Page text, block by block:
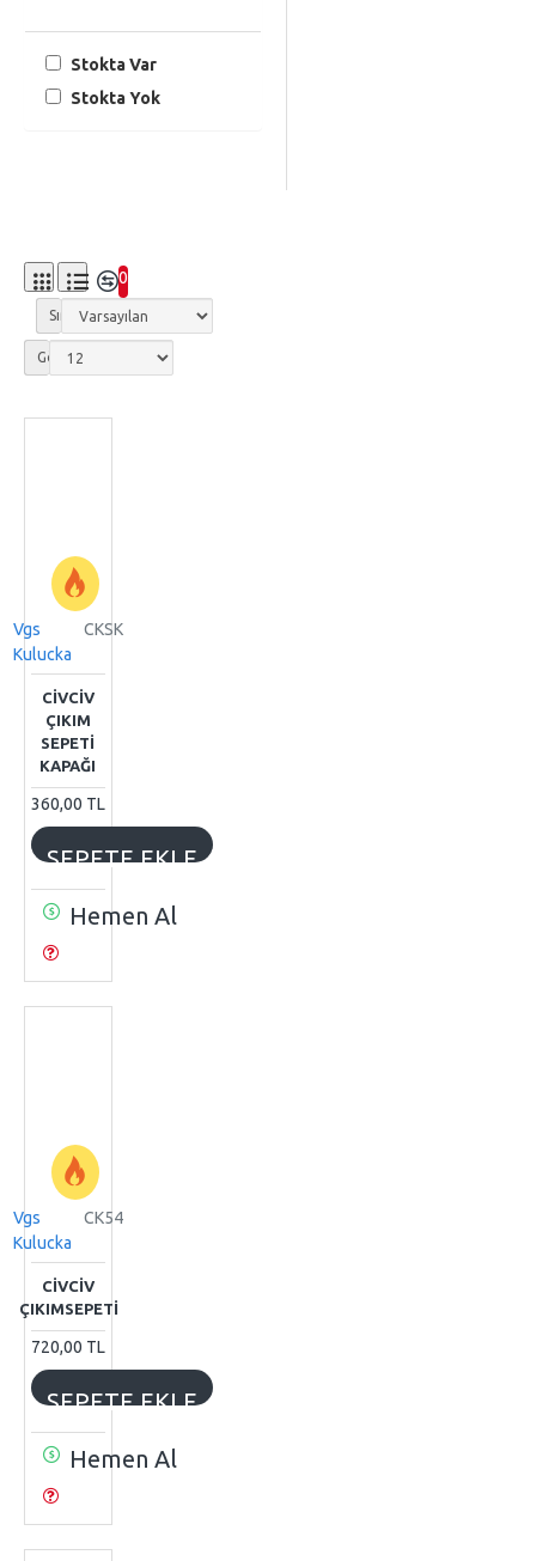
Stokta Var
Stokta Yok
0
Sırala:
Göster:
Vgs
Kulucka
CKSK
CIVCIV
ÇIKIM
SEPETI
KAPAĞI
360,00 TL
SEPETE EKLE
Hemen Al
Vgs
Kulucka
CK54
CİVCİV
ÇIKIMSEPETİ
720,00 TL
SEPETE EKLE
Hemen Al